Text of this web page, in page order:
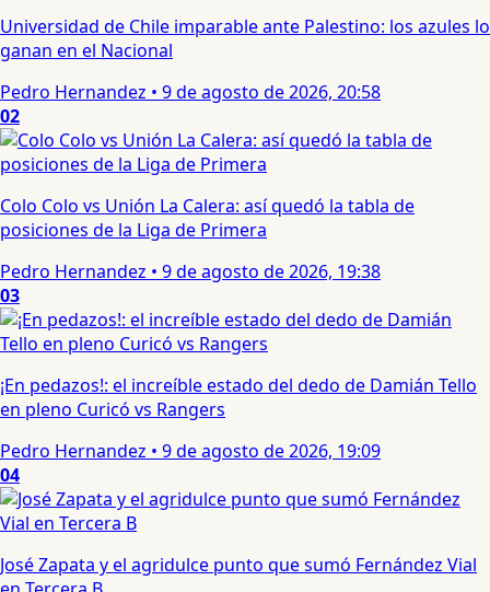
Universidad de Chile imparable ante Palestino: los azules lo
ganan en el Nacional
Pedro Hernandez • 9 de agosto de 2026, 20:58
02
Colo Colo vs Unión La Calera: así quedó la tabla de
posiciones de la Liga de Primera
Pedro Hernandez • 9 de agosto de 2026, 19:38
03
¡En pedazos!: el increíble estado del dedo de Damián Tello
en pleno Curicó vs Rangers
Pedro Hernandez • 9 de agosto de 2026, 19:09
04
José Zapata y el agridulce punto que sumó Fernández Vial